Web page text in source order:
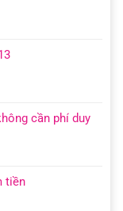
cần phí duy
tiền